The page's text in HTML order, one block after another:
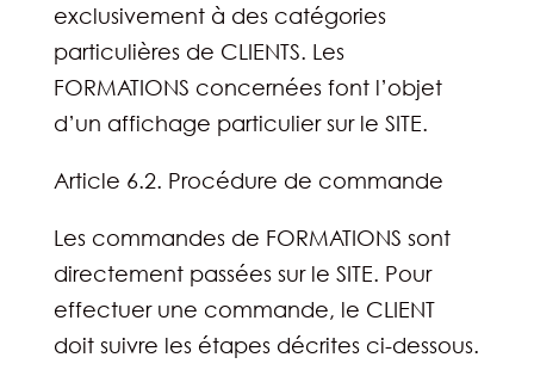
exclusivement à des catégories
particulières de CLIENTS. Les
FORMATIONS concernées font l’objet
d’un affichage particulier sur le SITE.
Article 6.2. Procédure de commande
Les commandes de FORMATIONS sont
directement passées sur le SITE. Pour
effectuer une commande, le CLIENT
doit suivre les étapes décrites ci-dessous.